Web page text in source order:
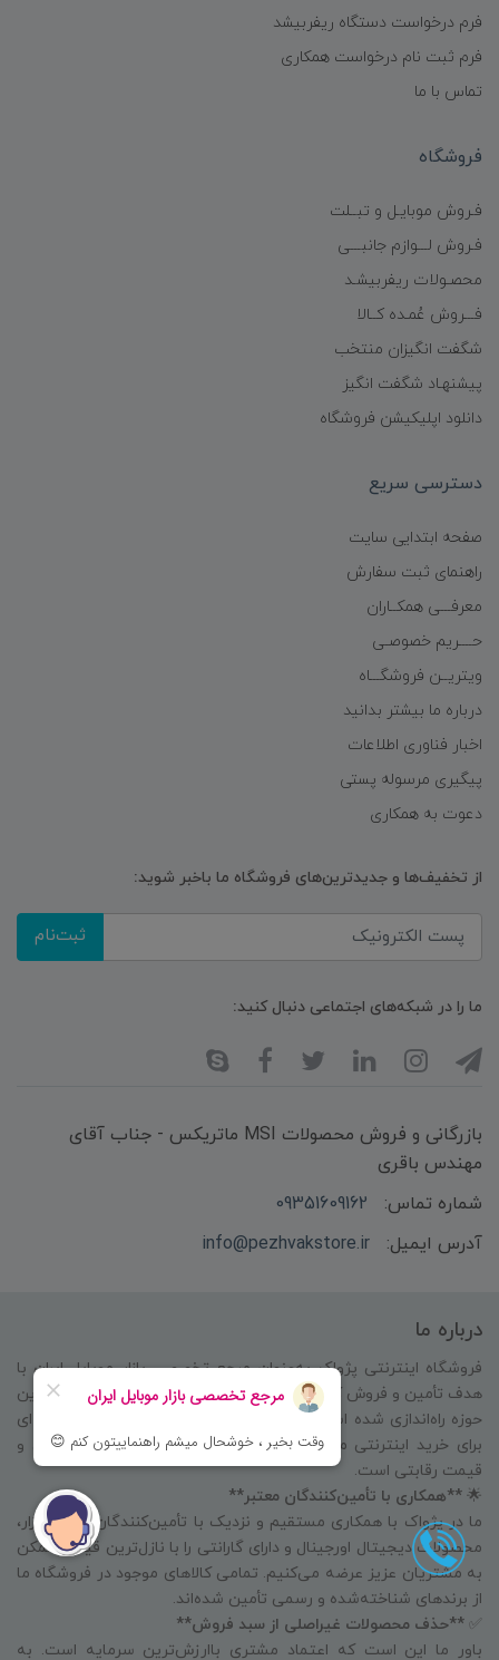
فرم درخواست دستگاه ریفربیشد
فرم ثبت نام درخواست همکاری
تماس با ما
فروشگاه
فـروش موبایـل و تبــلت
فـروش لـــوازم جانبـــی
محصـولات ریفربیشـد
فـــروش عُمـده کــالا
شگفت انگیزان منتخب
پیشنهـاد شگفت انگیز
دانلود اپلیکیشن فروشگاه
دسترسی سریع
صفحه ابتدایی سایت
راهنمای ثبت سفارش
معرفـــی همکــاران
حــــریم خصوصـی
ویتریــن فروشگـــاه
درباره ما بیشتر بدانید
اخبار فناوری اطلاعات
پیگیری مرسوله پستی
دعوت به همکاری
از تخفیف‌ها و جدیدترین‌های فروشگاه ما باخبر شوید:
ثبت‌نام
ما را در شبکه‌های اجتماعی دنبال کنید:
بازرگانی و فروش محصولات MSI ماتریکس - جناب آقای
مهندس باقری
شماره تماس:
09351609162
آدرس ایمیل:
info@pezhvakstore.ir
درباره ما
فروشگاه اینترنتی پژواک به‌عنوان مرجع تخصصی بازار موبایل ایران با
هدف تأمین و فروش کالای دیجیتال اصلی و ارائه خدماتی متمایز در این
حوزه راه‌اندازی شده است. هدف ما ایجاد بستری امن، به‌روز و حرفه‌ای
برای خرید اینترنتی موبایل و محصولات دیجیتال با کیفیت واقعی و
قیمت رقابتی است.
🌟 **همکاری با تأمین‌کنندگان معتبر**
ما در پژواک با همکاری مستقیم و نزدیک با تأمین‌کنندگان معتبر بازار،
محصولات دیجیتال اورجینال و دارای گارانتی را با نازل‌ترین قیمت ممکن
به مشتریان عزیز عرضه می‌کنیم. تمامی کالاهای موجود در فروشگاه ما
از برندهای شناخته‌شده و رسمی تأمین شده‌اند.
✅ **حذف محصولات غیراصلی از سبد فروش**
باور ما این است که اعتماد مشتری باارزش‌ترین سرمایه است. به